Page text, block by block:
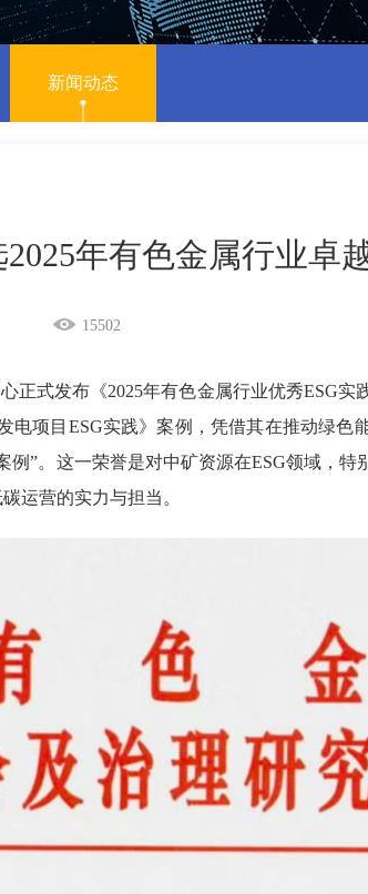
新闻动态
年有色金属行业卓
15502
正式发布《2025年有色金属行业优秀ESG
电项目ESG实践》案例，凭借其在推动绿色
”。这一荣誉是对中矿资源在ESG领域，
运营的实力与担当。